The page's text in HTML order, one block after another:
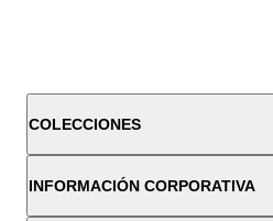
COLECCIONES
INFORMACIÓN CORPORATIVA